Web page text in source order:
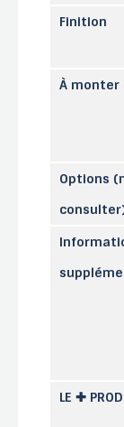
Finition
À monter
Options
LE ✚